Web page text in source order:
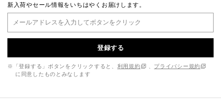
新入荷やセール情報をいちはやくお届けします。
登録する
※「登録する」ボタンをクリックすると、 利用規約
プライバシー規約
に同意したものとみなします